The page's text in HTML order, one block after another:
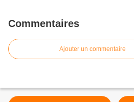
Commentaires
Ajouter un commentaire